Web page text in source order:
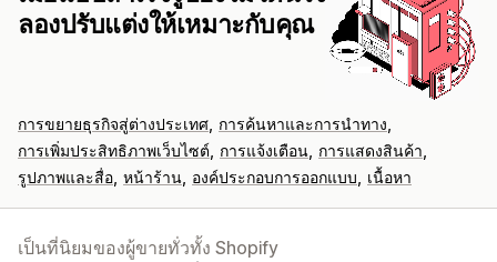
ลองปรับแต่งให้เหมาะกับคุณ
การขยายธุรกิจสู่ต่างประเทศ การค้นหาและการนำทาง
การเพิ่มประสิทธิภาพเว็บไซต์
การแจ้งเตือน การแสดงสินค้า
รูปภาพและสื่อ หน้าร้าน องค์ประกอบการออกแบบ เนื้อหา
เป็นที่นิยมของผู้ขายทั่วทั้ง Shopify